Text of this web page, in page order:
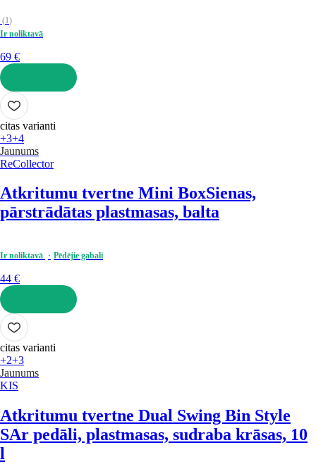
(1)
Ir noliktavā
69 €
LIKT GROZĀ
citas varianti
+3+4
Jaunums
ReCollector
Atkritumu tvertne Mini BoxSienas,
pārstrādātas plastmasas, balta
Ir noliktavā Pēdējie gabali
44 €
LIKT GROZĀ
citas varianti
+2+3
Jaunums
KIS
Atkritumu tvertne Dual Swing Bin Style
SAr pedāli, plastmasas, sudraba krāsas, 10
l